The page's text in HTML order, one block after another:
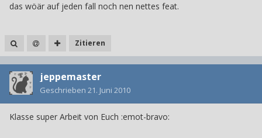
das wöär auf jeden fall noch nen nettes feat.
Zitieren
jeppemaster
Geschrieben 21. Juni 2010
Klasse super Arbeit von Euch :emot-bravo: